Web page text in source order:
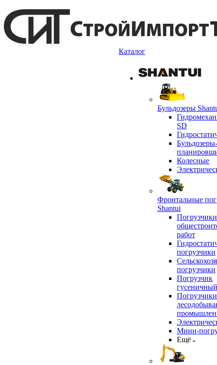
Каталог
Бульдозеры
SD
Бульдозеры-
Колесные
Фронтальные
Shantui
работ
погрузчики
погрузчики
Погрузчик
гусеничный
Мини-
Ещё